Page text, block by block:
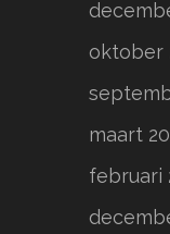
oktober
maart
februari